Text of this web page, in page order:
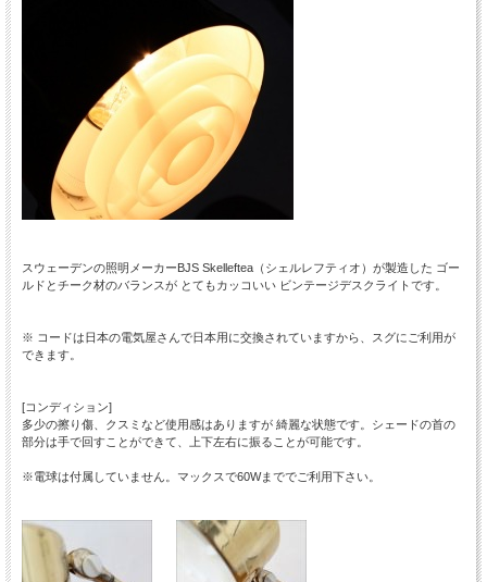
スウェーデンの照明メーカーBJS Skelleftea（シェルレフティオ）が製造した ゴー
ルドとチーク材のバランスが とてもカッコいい ビンテージデスクライトです。
※ コードは日本の電気屋さんで日本用に交換されていますから、スグにご利用が
できます。
[コンディション]
多少の擦り傷、クスミなど使用感はありますが 綺麗な状態です。シェードの首の
部分は手で回すことができて、上下左右に振ることが可能です。
※電球は付属していません。マックスで60Wまででご利用下さい。